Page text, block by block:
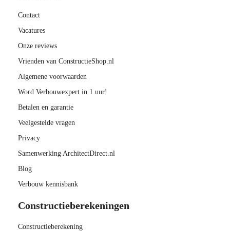
Contact
Vacatures
Onze reviews
Vrienden van ConstructieShop.nl
Algemene voorwaarden
Word Verbouwexpert in 1 uur!
Betalen en garantie
Veelgestelde vragen
Privacy
Samenwerking ArchitectDirect.nl
Blog
Verbouw kennisbank
Constructieberekeningen
Constructieberekening